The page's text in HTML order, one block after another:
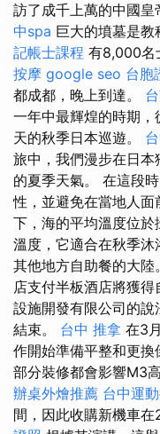
訪了成千上萬的中國皇
中spa 巨大的墳墓是教
記帳士課程 有8,000名
按摩 google seo 台胞
都成都，晚上到達。
一年中最輝煌的時期
天的秋季日本巡遊。
旅中，我們漫步在日
的夏季天氣。 在這段
性，並避免在當地人
下，海的平均溫度位
溫度，它適合在秋季
其他地方自助餐的大
店支付半板酒店將獲
設施開發有限公司的
結束。 台中 推拿 在3
作開始準備平整和更換
部分裝修都會影響M3
辦桌外燴推薦 台中運
間，因此收購新機車